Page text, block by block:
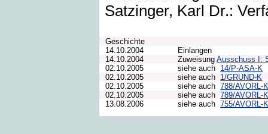
Satzinger, Karl Dr.:
Geschichte
14.10.2004
Einlangen
14.10.2004
ZuweisungAusschuss I:
02.10.2005
siehe auch 14/P-ASA-K
02.10.2005
siehe auch 1/GRUND-K
02.10.2005
siehe auch 788/AVORL-
02.10.2005
siehe auch 789/AVORL-
13.08.2006
siehe auch 755/AVORL-